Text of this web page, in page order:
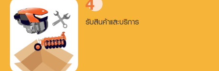
รับสินค้าและบริการ